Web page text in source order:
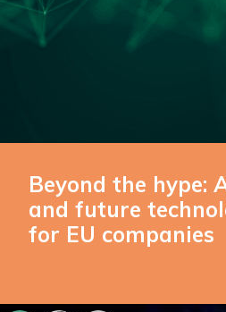
Beyond the hype:
and future
for EU companies